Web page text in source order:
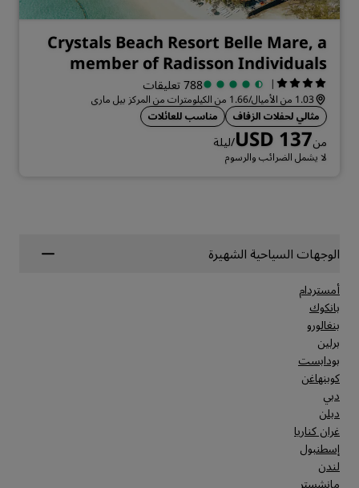
Crystals Beach Resort Belle Mare, a
member of Radisson Individuals
| 788 تعليقات
1.03 من الأميال/1.66 من الكيلومترات من المركز بيل ماري
مثالي لحفلات الزفاف
مناسب للعائلات
منUSD 137/ليلة
لا يشمل الضرائب والرسوم
الوجهات السياحية الشهيرة
أمستردام
بانكوك
بنغالورو
برلين
بودابست
كوبنهاغن
دبي
دبلن
غران كناريا
إسطنبول
لندن
مانشستر